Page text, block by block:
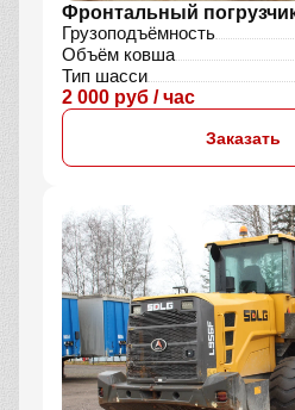
Фронтальный
Грузоподъёмность
Объём ковша
Тип шасси
2 000 руб / час
Заказать